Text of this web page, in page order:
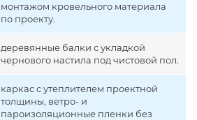
монтажом кровельного материала
по проекту.
деревянные балки с укладкой
чернового настила под чистовой пол.
каркас с утеплителем проектной
толщины, ветро- и
пароизоляционные пленки без